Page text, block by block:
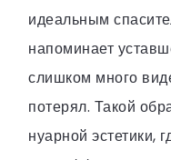
идеальным
напоминает
слишком много
потерял. Такой
нуарной эстетики,